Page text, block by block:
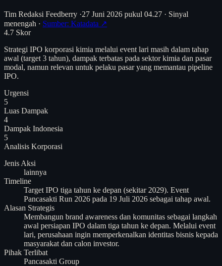
Tim Redaksi Feedberry ·27 Juni 2026 pukul 04.27 · Sinyal
menengah · Sumber: Katadata ↗
4.7 Skor
Strategi IPO korporasi kimia melalui event lari masih dalam tahap
awal (target 3 tahun), dampak terbatas pada sektor kimia dan pasar
modal, namun relevan untuk pelaku pasar yang memantau pipeline
IPO.
Urgensi
5
Luas Dampak
4
Dampak Indonesia
5
Analisis Korporasi
Jenis Aksi
lainnya
Timeline
Target IPO tiga tahun ke depan (sekitar 2029). Event
Pancasakti Run 2026 pada 19 Juli 2026 sebagai tahap awal.
Alasan Strategis
Membangun brand awareness dan komunitas sebagai langkah
awal persiapan IPO dalam tiga tahun ke depan. Melalui event
lari, perusahaan ingin memperkenalkan identitas bisnis kepada
masyarakat dan calon investor.
Pihak Terlibat
Pancasakti Group